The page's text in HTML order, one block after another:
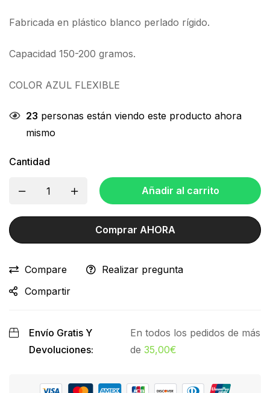
Fabricada en plástico blanco perlado rígido.
Capacidad 150-200 gramos.
COLOR AZUL FLEXIBLE
23 personas están viendo este producto ahora
mismo
Cantidad
Añadir al carrito
Comprar AHORA
Compare
Realizar pregunta
Compartir
Envío Gratis Y
Devoluciones:
En todos los pedidos de más
de 35,00€